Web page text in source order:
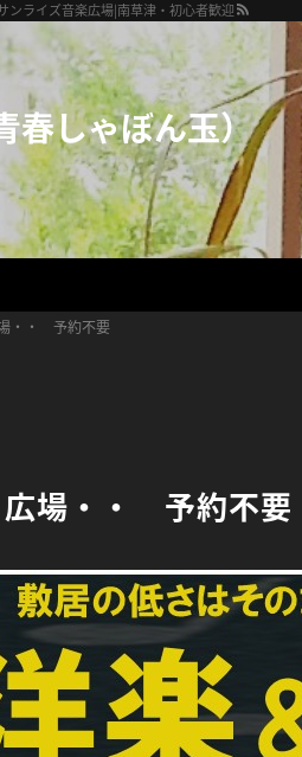
ライズ音楽広場|南草津・初心者歓迎
春しゃぼん玉）
・・ 予約不要
広場・・ 予約不要